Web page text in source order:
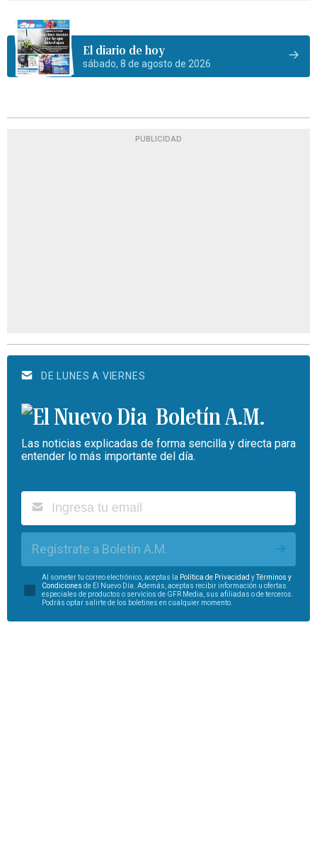
El diario de hoy
sábado, 8 de agosto de 2026
PUBLICIDAD
DE LUNES A VIERNES
Boletín A.M.
Las noticias explicadas de forma sencilla y directa para
entender lo más importante del día.
Regístrate a Boletín A.M.
Al someter tu correo electrónico, aceptas la Política de Privacidad yTérminos y
Condiciones de El Nuevo Día. Además, aceptas recibir información u ofertas
especiales de productos o servicios de GFR Media, sus afiliadas o de terceros.
Podrás optar salirte de los boletines en cualquier momento.